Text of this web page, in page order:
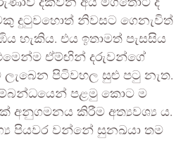
දක්වන අය මගතොට දී
දුටුවහොත් නිවසට ගෙනැවිත්
හැකිය. එය ඉතාමත් පැසසිය
ඒම්ඟින් දරුවන්ගේ
පිටිවහල සුළු පටු නැත.
පළමු කොට ම
අනුගමනය කිරීම අත්‍යවශ්‍ය ය.
පියවර වන්නේ සුනඛයා තම